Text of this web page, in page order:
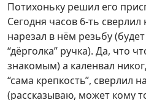
Потихоньку решил его
Сегодня часов 6-ть сверлил
нарезал в нём резьбу
“дёрголка” ручка). Да, что
знакомым) а каленвал
“сама крепкость”, сверлил
(рассказываю, может кому